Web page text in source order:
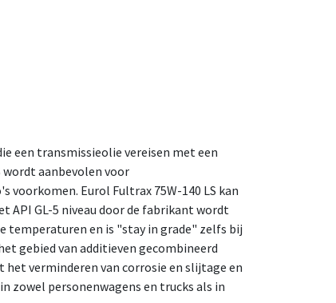
een transmissieolie vereisen met een
wordt aanbevolen voor
Eurol Fultrax 75W-140 LS kan
GL-5 niveau door de fabrikant wordt
temperaturen en is "stay in grade" zelfs bij
gebied van additieven gecombineerd
verminderen van corrosie en slijtage en
zowel personenwagens en trucks als in